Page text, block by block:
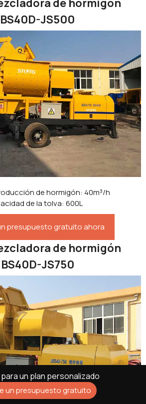
JS500
de hormigón: 40m³/h
de la tolva: 600L
presupuesto gratuito ahora
de hormigón
JS750
un plan personalizado
un presupuesto gratuito